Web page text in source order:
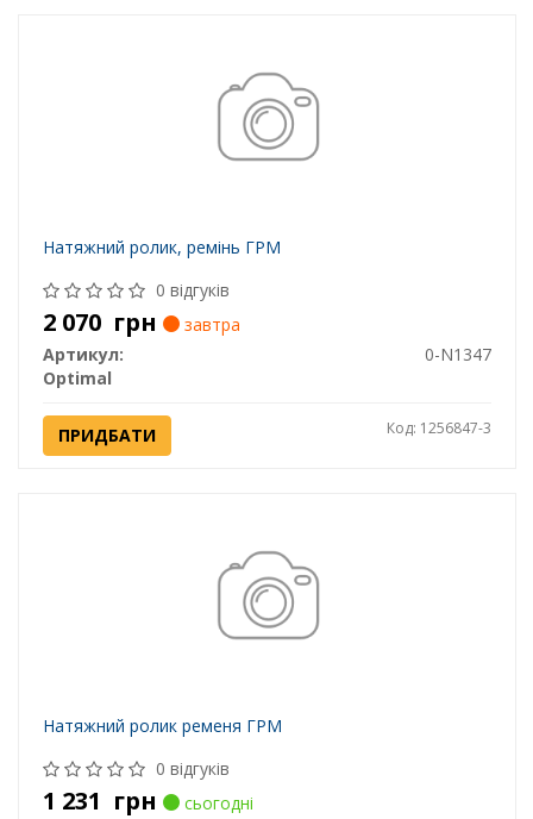
Натяжний ролик, ремінь ГРМ
0 відгуків
2 070 грн
завтра
Артикул:
0-N1347
Optimal
ПРИДБАТИ Код: 1256847-3
Натяжний ролик ременя ГРМ
0 відгуків
1 231 грн
сьогодні